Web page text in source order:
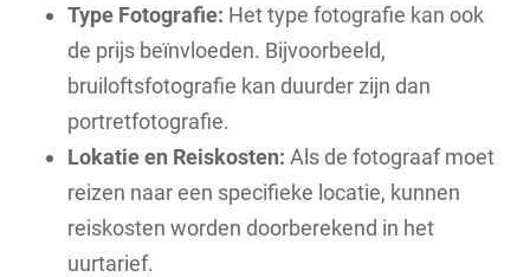
Type Fotografie: Het type fotografie kan ook
de prijs beïnvloeden. Bijvoorbeeld,
bruiloftsfotografie kan duurder zijn dan
portretfotografie.
Lokatie en Reiskosten: Als de fotograaf moet
reizen naar een specifieke locatie, kunnen
reiskosten worden doorberekend in het
uurtarief.